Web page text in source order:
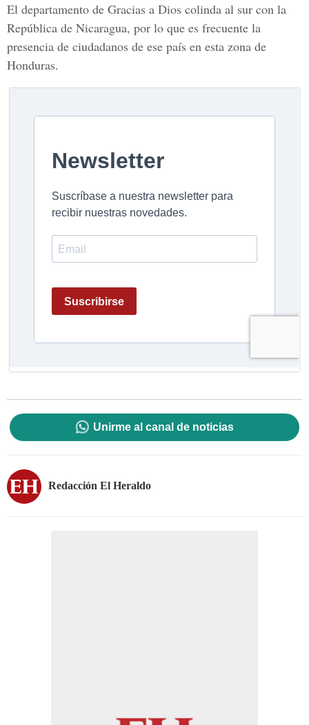
El departamento de Gracias a Dios colinda al sur con la
República de Nicaragua, por lo que es frecuente la
presencia de ciudadanos de ese país en esta zona de
Honduras.
Unirme al canal de noticias
Redacción El Heraldo